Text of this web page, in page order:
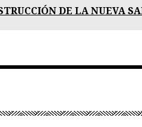
DE LA NUEVA